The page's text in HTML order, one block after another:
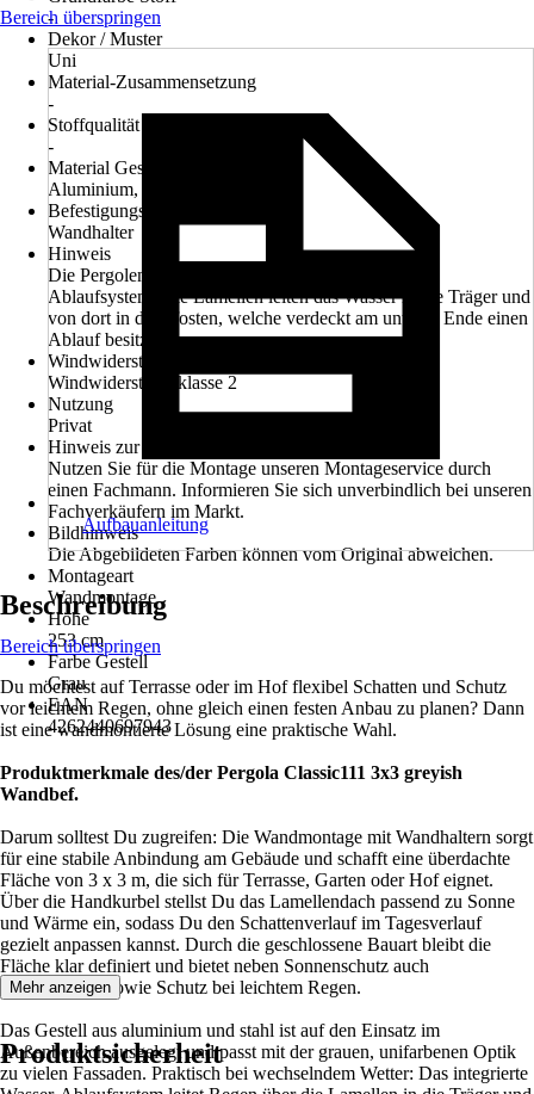
-
Dekor / Muster
Uni
Material-Zusammensetzung
-
Stoffqualität
-
Material Gestell
Aluminium, Stahl
Befestigungsart
Wandhalter
Hinweis
Die Pergolen verfügen über ein integriertes Wasser-
Ablaufsystem. Die Lamellen leiten das Wasser in die Träger und
von dort in die Pfosten, welche verdeckt am unteren Ende einen
Ablauf besitzen.
Windwiderstandsklasse
Windwiderstandsklasse 2
Nutzung
Privat
Hinweis zur Montage
Nutzen Sie für die Montage unseren Montageservice durch
einen Fachmann. Informieren Sie sich unverbindlich bei unseren
Fachverkäufern im Markt.
Bildhinweis
Die Abgebildeten Farben können vom Original abweichen.
Montageart
Wandmontage
Höhe
253 cm
Farbe Gestell
Grau
EAN
4262440697943
Bereich überspringen
Aufbauanleitung
Beschreibung
Bereich überspringen
Du möchtest auf Terrasse oder im Hof flexibel Schatten und Schutz
vor leichtem Regen, ohne gleich einen festen Anbau zu planen? Dann
ist eine wandmontierte Lösung eine praktische Wahl.
Produktmerkmale des/der Pergola Classic111 3x3 greyish
Wandbef.
Darum solltest Du zugreifen: Die Wandmontage mit Wandhaltern sorgt
für eine stabile Anbindung am Gebäude und schafft eine überdachte
Fläche von 3 x 3 m, die sich für Terrasse, Garten oder Hof eignet.
Über die Handkurbel stellst Du das Lamellendach passend zu Sonne
und Wärme ein, sodass Du den Schattenverlauf im Tagesverlauf
gezielt anpassen kannst. Durch die geschlossene Bauart bleibt die
Fläche klar definiert und bietet neben Sonnenschutz auch
Wärmeschutz sowie Schutz bei leichtem Regen.
Das Gestell aus aluminium und stahl ist auf den Einsatz im
Außenbereich ausgelegt und passt mit der grauen, unifarbenen Optik
zu vielen Fassaden. Praktisch bei wechselndem Wetter: Das integrierte
Mehr anzeigen
Produktsicherheit